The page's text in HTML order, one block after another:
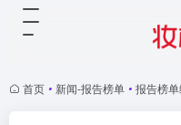
首页 • 新闻-报告榜单 • 报告榜